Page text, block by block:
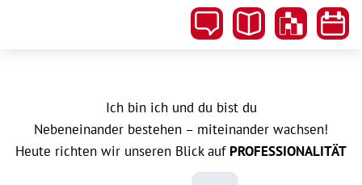
Ich bin ich und du bist du
Nebeneinander bestehen – miteinander wachsen!
Heute richten wir unseren Blick auf PROFESSIONALITÄT